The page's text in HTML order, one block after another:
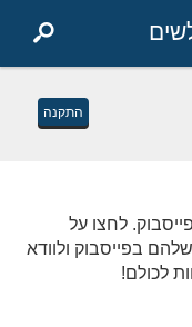
התקנה
לחצו על
בפייסבוק ולוודא
לכולם!